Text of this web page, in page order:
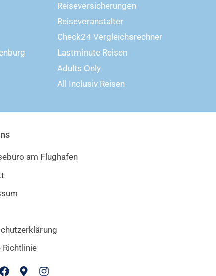
Reiseversicherungen
Reiseveranstalter
Check24 Vergleichsrechner
Lastminute Reisen
Adults Only
All Inclusiv Reisen
am Flughafen
Richtlinie